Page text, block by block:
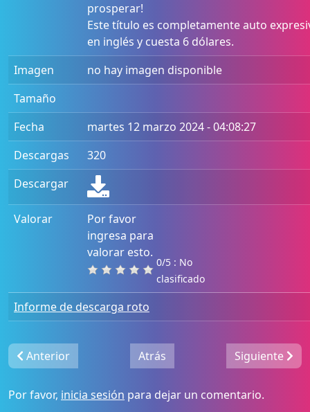
prosperar!
Este título es completamente auto
en inglés y cuesta 6 dólares.
Imagen
no hay imagen disponible
Tamaño
Fecha
martes 12 marzo 2024 - 04:08:27
Descargas
320
Descargar
Valorar
Por favor
ingresa para
valorar esto.
0/5 : No
clasificado
Informe de descarga roto
Anterior Atrás Siguiente
Por favor, inicia sesión para dejar un comentario.